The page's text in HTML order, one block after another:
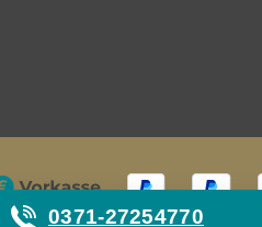
0371-27254770